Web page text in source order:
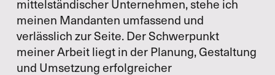
mittelständischer Unternehmen, stehe ich
meinen Mandanten umfassend und
verlässlich zur Seite. Der Schwerpunkt
meiner Arbeit liegt in der Planung, Gestaltung
und Umsetzung erfolgreicher